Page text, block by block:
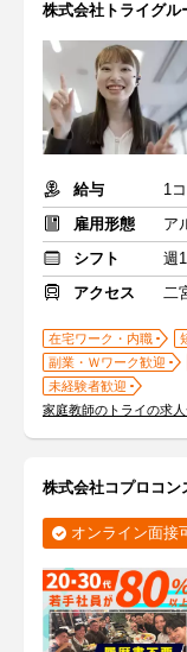
株式会社トライグ
給与
1
雇用形態
ア
シフト
週
アクセス
二
在宅ワーク・内職
副業・Ｗワーク歓迎
未経験者歓迎
家庭教師のトライの求
株式会社コプロコン
オンライン面接